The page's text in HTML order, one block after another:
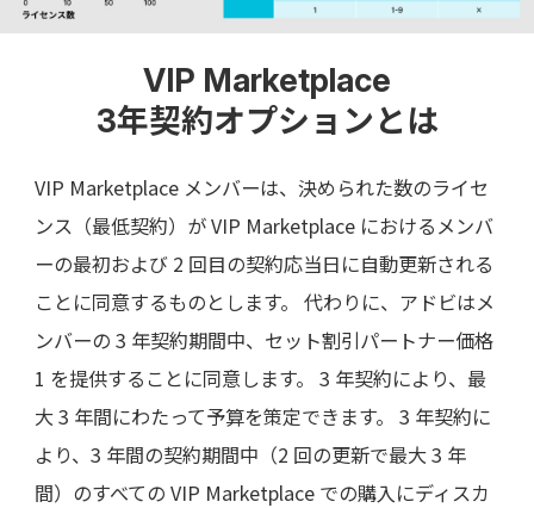
VIP Marketplace
3年契約オプションとは
VIP Marketplace メンバーは、決められた数のライセ
ンス（最低契約）が VIP Marketplace におけるメンバ
ーの最初および 2 回目の契約応当日に自動更新される
ことに同意するものとします。 代わりに、アドビはメ
ンバーの 3 年契約期間中、セット割引パートナー価格
1 を提供することに同意します。 3 年契約により、最
大 3 年間にわたって予算を策定できます。 3 年契約に
より、3 年間の契約期間中（2 回の更新で最大 3 年
間）のすべての VIP Marketplace での購入にディスカ